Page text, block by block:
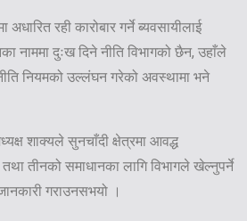
रही कारोबार गर्ने ब्यवसायीलाई
नाममा दुःख दिने नीति विभागको छैन, उहाँले
नियमको उल्लंघन गरेको अवस्थामा भने
शाक्यले सुनचाँदी क्षेत्रमा आवद्ध
तीनको समाधानका लागि विभागले खेल्नुपर्ने
गराउनसभयो ।